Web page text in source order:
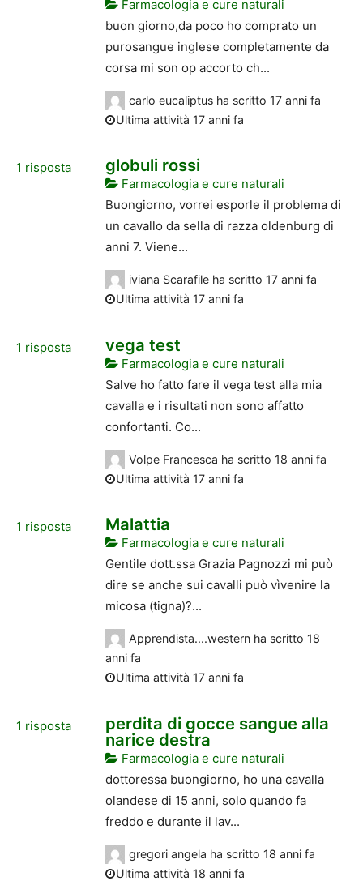
Farmacologia e cure naturali
buon giorno,da poco ho comprato un
purosangue inglese completamente da
corsa mi son op accorto ch...
carlo eucaliptusha scritto 17 anni fa
Ultima attività 17 anni fa
1 risposta globuli rossi
Farmacologia e cure naturali
Buongiorno, vorrei esporle il problema di
un cavallo da sella di razza oldenburg di
anni 7. Viene...
iviana Scarafileha scritto 17 anni fa
Ultima attività 17 anni fa
1 risposta vega test
Farmacologia e cure naturali
Salve ho fatto fare il vega test alla mia
cavalla e i risultati non sono affatto
confortanti. Co...
Volpe Francesca ha scritto 18 anni fa
Ultima attività 17 anni fa
1 risposta Malattia
Farmacologia e cure naturali
Gentile dott.ssa Grazia Pagnozzi mi può
dire se anche sui cavalli può vìvenire la
micosa (tigna)?...
Apprendista....westernha scritto 18
anni fa
Ultima attività 17 anni fa
1 risposta
perdita di gocce sangue alla
narice destra
Farmacologia e cure naturali
dottoressa buongiorno, ho una cavalla
olandese di 15 anni, solo quando fa
freddo e durante il lav...
gregori angela ha scritto 18 anni fa
Ultima attività 18 anni fa